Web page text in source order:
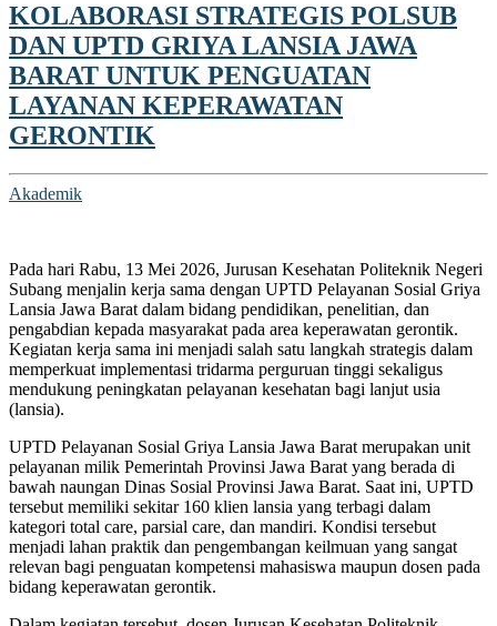
KOLABORASI STRATEGIS POLSUB
DAN UPTD GRIYA LANSIA JAWA
BARAT UNTUK PENGUATAN
LAYANAN KEPERAWATAN
GERONTIK
Akademik
Pada hari Rabu, 13 Mei 2026, Jurusan Kesehatan Politeknik Negeri
Subang menjalin kerja sama dengan UPTD Pelayanan Sosial Griya
Lansia Jawa Barat dalam bidang pendidikan, penelitian, dan
pengabdian kepada masyarakat pada area keperawatan gerontik.
Kegiatan kerja sama ini menjadi salah satu langkah strategis dalam
memperkuat implementasi tridarma perguruan tinggi sekaligus
mendukung peningkatan pelayanan kesehatan bagi lanjut usia
(lansia).
UPTD Pelayanan Sosial Griya Lansia Jawa Barat merupakan unit
pelayanan milik Pemerintah Provinsi Jawa Barat yang berada di
bawah naungan Dinas Sosial Provinsi Jawa Barat. Saat ini, UPTD
tersebut memiliki sekitar 160 klien lansia yang terbagi dalam
kategori total care, parsial care, dan mandiri. Kondisi tersebut
menjadi lahan praktik dan pengembangan keilmuan yang sangat
relevan bagi penguatan kompetensi mahasiswa maupun dosen pada
bidang keperawatan gerontik.